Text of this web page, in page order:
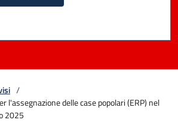
/
l'assegnazione delle case popolari (ERP) nel
2025